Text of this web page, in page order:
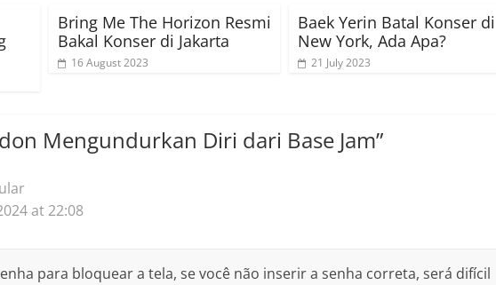
Bring Me The Horizon Resmi
Bakal Konser di Jakarta
16 August 2023
Baek Yerin Batal Konser di
New York, Ada Apa?
21 July 2023
Mengundurkan Diri dari Base Jam”
at 22:08
para bloquear a tela, se você não inserir a senha correta, será difícil